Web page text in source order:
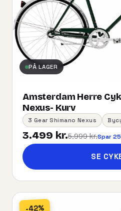
PÅ LAGER
Amsterdam Herre
Nexus- Kurv
3 Gear Shimano Nexus
3.499 kr.5.999 kr.Spar
SE
-42%